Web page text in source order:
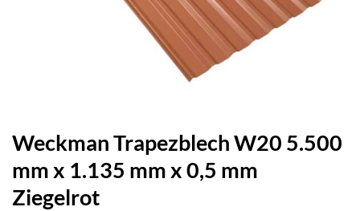
Weckman Trapezblech W20 5.500
mm x 1.135 mm x 0,5 mm
Ziegelrot